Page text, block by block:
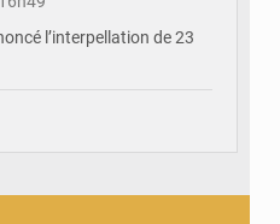
l’interpellation de 23